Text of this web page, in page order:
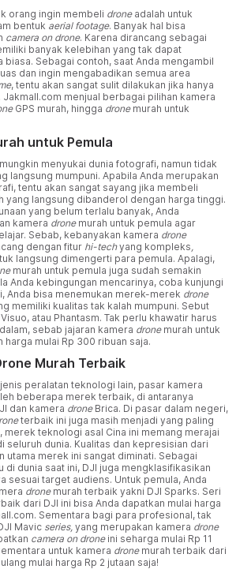
orang ingin membeli drone adalah untuk
bentuk aerial footage. Banyak hal bisa
camera on drone. Karena dirancang sebagai
banyak kelebihan yang tak dapat
biasa. Sebagai contoh, saat Anda mengambil
dan ingin mengabadikan semua area
, tentu akan sangat sulit dilakukan jika hanya
menjual berbagai pilihan kamera
GPS murah, hingga drone murah untuk
untuk Pemula
menyukai dunia fotografi, namun tidak
langsung mumpuni. Apabila Anda merupakan
tentu akan sangat sayang jika membeli
yang langsung dibanderol dengan harga tinggi.
yang belum terlalu banyak, Anda
kamera drone murah untuk pemula agar
Sebab, kebanyakan kamera drone
dengan fitur hi-techyang kompleks
langsung dimengerti para pemula. Apalagi,
murah untuk pemula juga sudah semakin
Anda kebingungan mencarinya, coba kunjungi
Anda bisa menemukan merek-merek drone
memiliki kualitas tak kalah mumpuni. Sebut
Visuo, atau Phantasm. Tak perlu khawatir harus
sebab jajaran kamera drone murah untuk
harga mulai Rp 300 ribuan saja.
Murah Terbaik
peralatan teknologi lain, pasar kamera
beberapa merek terbaik, di antaranya
dan kamera drone Brica. Di pasar dalam negeri,
terbaik ini juga masih menjadi yang paling
merek teknologi asal Cina ini memang merajai
seluruh dunia. Kualitas dan kepresisian dari
utama merek ini sangat diminati. Sebagai
di dunia saat ini, DJI juga mengklasifikasikan
sesuai target audiens. Untuk pemula, Anda
drone murah terbaik yakni DJI Sparks. Seri
dari DJI ini bisa Anda dapatkan mulai harga
Sementara bagi para profesional, tak
Mavic series, yang merupakan kamera drone
camera on drone ini seharga mulai Rp 11
untuk kamera drone murah terbaik dari
mulai harga Rp 2 jutaan saja!